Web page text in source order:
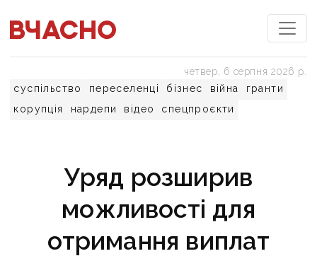
суспільство переселенці бізнес війна
гранти
корупція
нардепи відео спецпроєкти
четвер, 6 серпня 2026 р.
Уряд розширив
можливості для
отримання виплат